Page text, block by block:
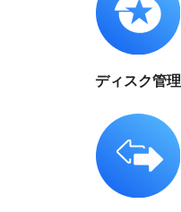
ディスク管理